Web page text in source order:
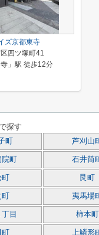
ズ京都東寺
四ツ塚町41
」駅 徒歩12分
探す
町 芦刈山町
町 石井筒町
艮町
夷馬場町
目 柿本町
上鱗形町